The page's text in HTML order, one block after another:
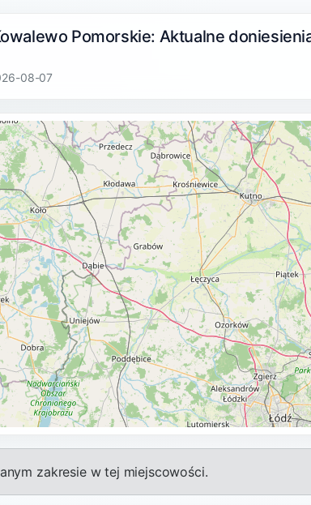
Pomorskie: Aktualne
08-07
zakresie w tej miejscowości.